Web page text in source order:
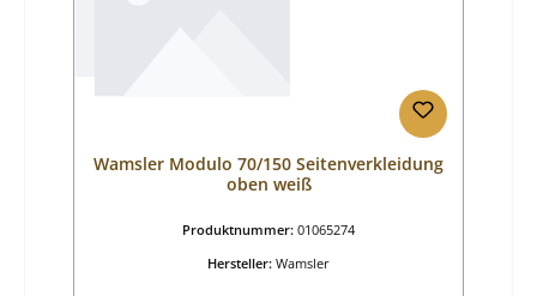
Wamsler Modulo 70/150 Seitenverkleidung
oben weiß
Produktnummer: 01065274
Hersteller: Wamsler